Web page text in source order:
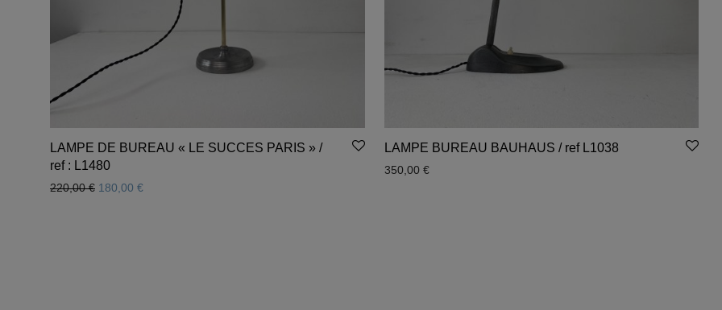
LAMPE DE BUREAU « LE SUCCES PARIS » /
ref : L1480
220,00€ Le prix initial était : 220,00 €.
180,00 €
LAMPE BUREAU BAUHAUS / ref L1038
350,00 €